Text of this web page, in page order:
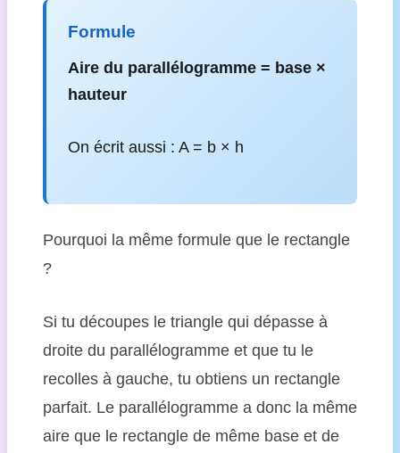
Formule
Aire du parallélogramme = base ×
hauteur
On écrit aussi : A = b × h
Pourquoi la même formule que le rectangle
?
Si tu découpes le triangle qui dépasse à
droite du parallélogramme et que tu le
recolles à gauche, tu obtiens un rectangle
parfait. Le parallélogramme a donc la même
aire que le rectangle de même base et de